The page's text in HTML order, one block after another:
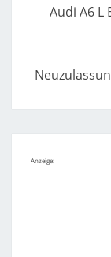
Audi A6 L
Anzeige: